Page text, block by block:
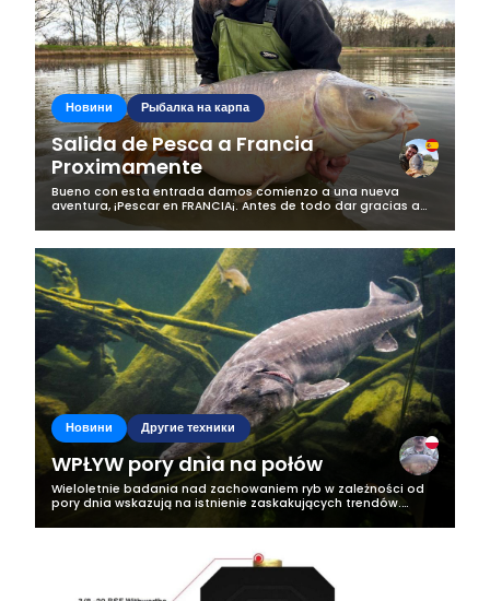
Новини Рыбалка на карпа
Salida de Pesca a Francia
Proximamente
Bueno con esta entrada damos comienzo a una nueva
aventura, ¡Pescar en FRANCIA¡. Antes de todo dar gracias a
todos los seguidores que día a día siguen a nuestro equipo,
en el cual no mentimos ni...
Новини Другие техники
WPŁYW pory dnia na połów
Wieloletnie badania nad zachowaniem ryb w zależności od
pory dnia wskazują na istnienie zaskakujących trendów.
Okazuje się, że wczesne poranki są czasem, gdy ryby są
najbardziej aktywne i...